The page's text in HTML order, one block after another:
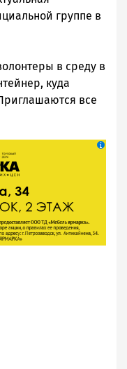
группе в
в среду в
куда
все